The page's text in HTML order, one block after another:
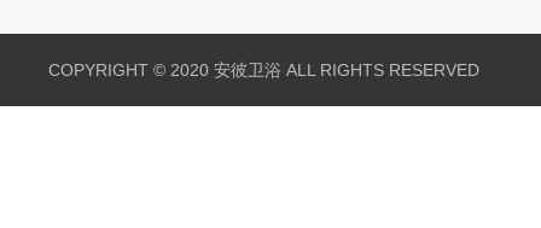
COPYRIGHT © 2020 安彼卫浴 ALL RIGHTS RESERVED